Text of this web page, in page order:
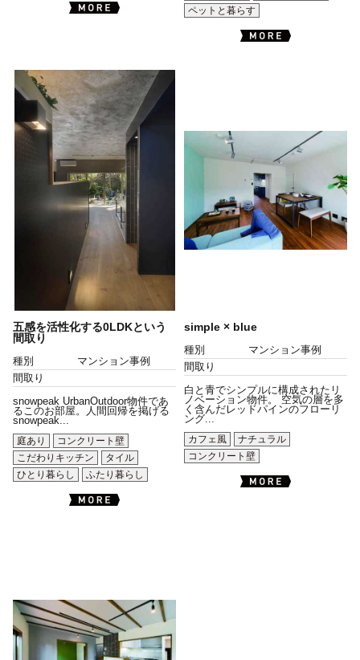
ペットと暮らす
五感を活性化する0LDKという
間取り
種別
マンション事例
間取り
snowpeak UrbanOutdoor物件であ
るこのお部屋。人間回帰を掲げる
snowpeak...
庭あり
コンクリート壁
こだわりキッチン
タイル
ひとり暮らし
ふたり暮らし
simple × blue
種別
マンション事例
間取り
白と青でシンプルに構成されたリ
ノベーション物件。 空気の層を多
く含んだレッドパインのフローリ
ング...
カフェ風
ナチュラル
コンクリート壁